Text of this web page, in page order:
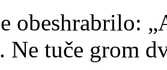
obeshrabrilo:
Ne tuče grom